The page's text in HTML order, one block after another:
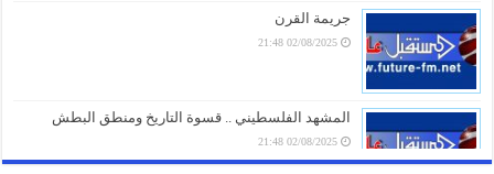
جريمة القرن
02/08/2025 21:48
المشهد الفلسطيني .. قسوة التاريخ ومنطق البطش
02/08/2025 21:48